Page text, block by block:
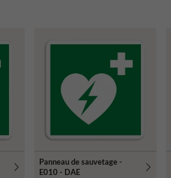
Panneau de sauvetage -
E010 - DAE